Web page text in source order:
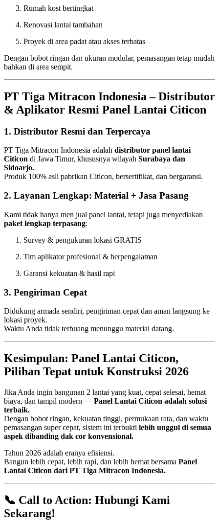
Rumah kost bertingkat
Renovasi lantai tambahan
Proyek di area padat atau akses terbatas
Dengan bobot ringan dan ukuran modular, pemasangan tetap mudah
bahkan di area sempit.
PT Tiga Mitracon Indonesia – Distributor
& Aplikator Resmi Panel Lantai Citicon
1. Distributor Resmi dan Terpercaya
PT Tiga Mitracon Indonesia adalah distributor panel lantai
Citicon di Jawa Timur, khususnya wilayah Surabaya dan
Sidoarjo.
Produk 100% asli pabrikan Citicon, bersertifikat, dan bergaransi.
2. Layanan Lengkap: Material + Jasa Pasang
Kami tidak hanya men jual panel lantai, tetapi juga menyediakan
paket lengkap terpasang:
Survey & pengukuran lokasi GRATIS
Tim aplikator profesional & berpengalaman
Garansi kekuatan & hasil rapi
3. Pengiriman Cepat
Didukung armada sendiri, pengiriman cepat dan aman langsung ke
lokasi proyek.
Waktu Anda tidak terbuang menunggu material datang.
Kesimpulan: Panel Lantai Citicon,
Pilihan Tepat untuk Konstruksi 2026
Jika Anda ingin bangunan 2 lantai yang kuat, cepat selesai, hemat
biaya, dan tampil modern — Panel Lantai Citicon adalah solusi
terbaik.
Dengan bobot ringan, kekuatan tinggi, permukaan rata, dan waktu
pemasangan super cepat, sistem ini terbukti lebih unggul di semua
aspek dibanding dak cor konvensional.
Tahun 2026 adalah eranya efisiensi.
Bangun lebih cepat, lebih rapi, dan lebih hemat bersama Panel
Lantai Citicon dari PT Tiga Mitracon Indonesia.
📞 Call to Action: Hubungi Kami
Sekarang!